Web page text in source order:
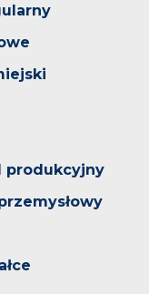
produkcyjny